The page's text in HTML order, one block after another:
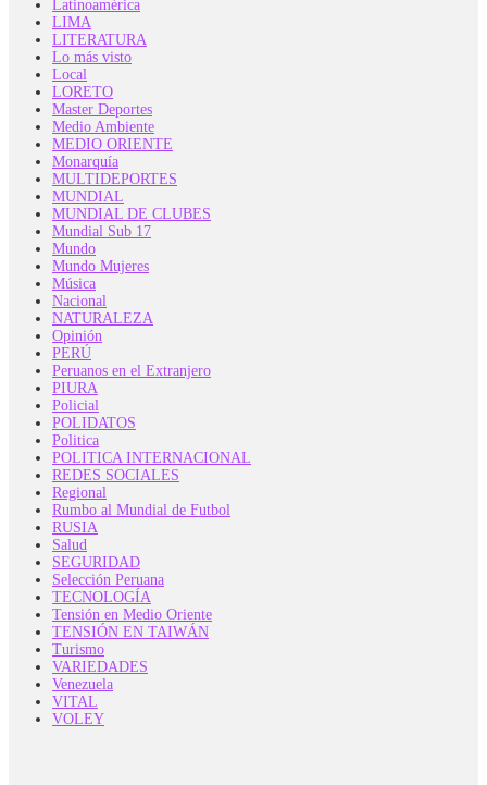
Latinoamérica
LIMA
LITERATURA
Lo más visto
Local
LORETO
Master Deportes
Medio Ambiente
MEDIO ORIENTE
Monarquía
MULTIDEPORTES
MUNDIAL
MUNDIAL DE CLUBES
Mundial Sub 17
Mundo
Mundo Mujeres
Música
Nacional
NATURALEZA
Opinión
PERÚ
Peruanos en el Extranjero
PIURA
Policial
POLIDATOS
Politica
POLITICA INTERNACIONAL
REDES SOCIALES
Regional
Rumbo al Mundial de Futbol
RUSIA
Salud
SEGURIDAD
Selección Peruana
TECNOLOGÍA
Tensión en Medio Oriente
TENSIÓN EN TAIWÁN
Turismo
VARIEDADES
Venezuela
VITAL
VOLEY